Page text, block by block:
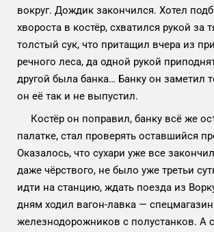
вокруг. Дождик закончился. Хотел
хвороста в костёр, схватился рукой за
толстый сук, что притащил вчера из
речного леса, да одной рукой
другой была банка… Банку он заметил
он её так и не выпустил.
Костёр он поправил, банку всё же
палатке, стал проверять оставшийся
Оказалось, что сухари уже все
даже чёрствого, не было уже третьи
идти на станцию, ждать поезда из
дням ходил вагон-лавка —
железнодорожников с полустанков. А